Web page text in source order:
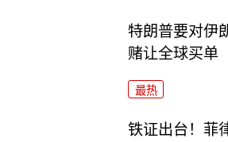
特朗普要对伊
赌让全球买单
最热
铁证出台！菲